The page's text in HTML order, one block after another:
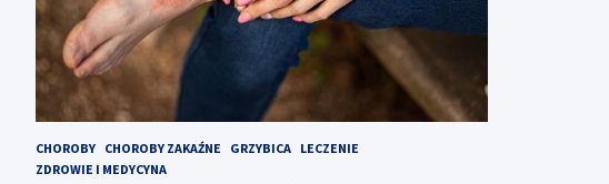
CHOROBY CHOROBY ZAKAŹNE GRZYBICA LECZENIE
ZDROWIE I MEDYCYNA